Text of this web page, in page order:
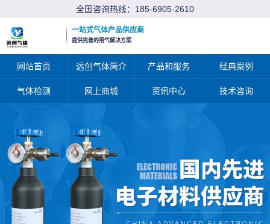
全国咨询热线： 185-6905-2610
一站式气体产品供应商
提供完善的用气解决方案
网站首页 远创气体简介 产品和服务 经典案例
气体检测 网上商城 资讯中心 技术咨询